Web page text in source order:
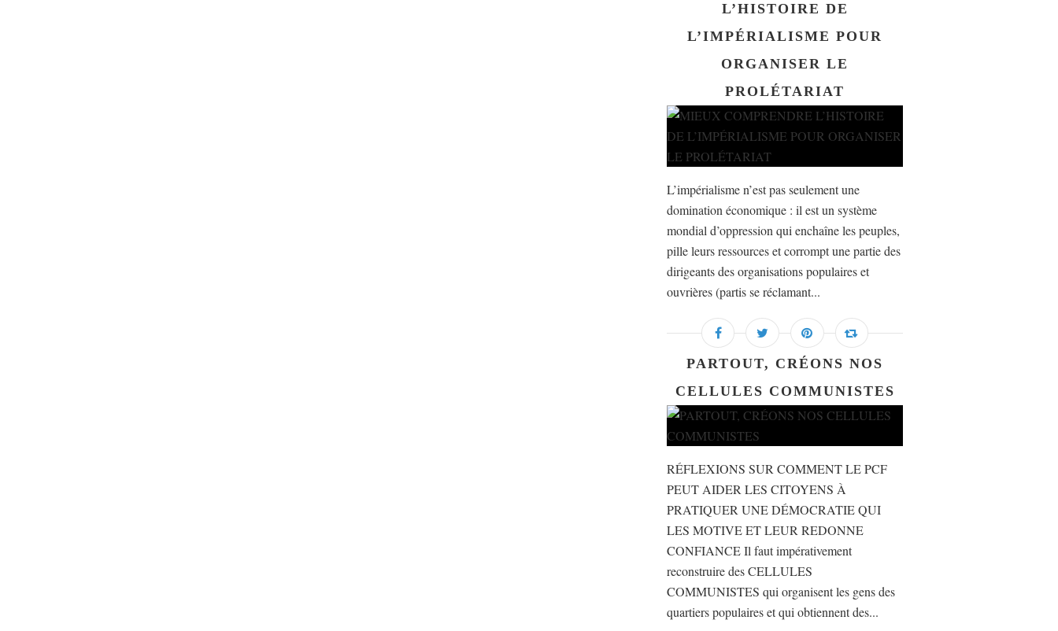
L’HISTOIRE DE
L’IMPÉRIALISME POUR
ORGANISER LE
PROLÉTARIAT
L’impérialisme n’est pas seulement une
domination économique : il est un système
mondial d’oppression qui enchaîne les peuples,
pille leurs ressources et corrompt une partie des
dirigeants des organisations populaires et
ouvrières (partis se réclamant...
PARTOUT, CRÉONS NOS
CELLULES COMMUNISTES
RÉFLEXIONS SUR COMMENT LE PCF
PEUT AIDER LES CITOYENS À
PRATIQUER UNE DÉMOCRATIE QUI
LES MOTIVE ET LEUR REDONNE
CONFIANCE Il faut impérativement
reconstruire des CELLULES
COMMUNISTES qui organisent les gens des
quartiers populaires et qui obtiennent des...